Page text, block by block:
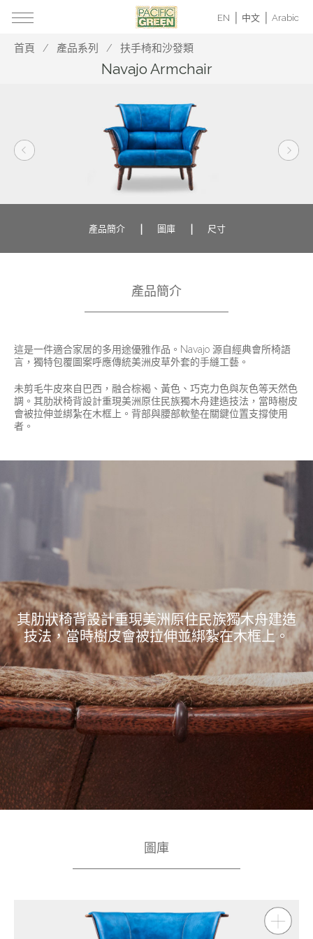
EN 中文 Arabic
首頁 產品系列 扶手椅和沙發類
Navajo Armchair
產品簡介 圖庫 尺寸
產品簡介
這是一件適合家居的多用途優雅作品。Navajo 源自經典會所椅語
言，獨特包覆圖案呼應傳統美洲皮草外套的手縫工藝。
未剪毛牛皮來自巴西，融合棕褐、黃色、巧克力色與灰色等天然色
調。其肋狀椅背設計重現美洲原住民族獨木舟建造技法，當時樹皮
會被拉伸並綁紮在木框上。背部與腰部軟墊在關鍵位置支撐使用
者。
其肋狀椅背設計重現美洲原住民族獨木舟建造
技法，當時樹皮會被拉伸並綁紮在木框上。
圖庫